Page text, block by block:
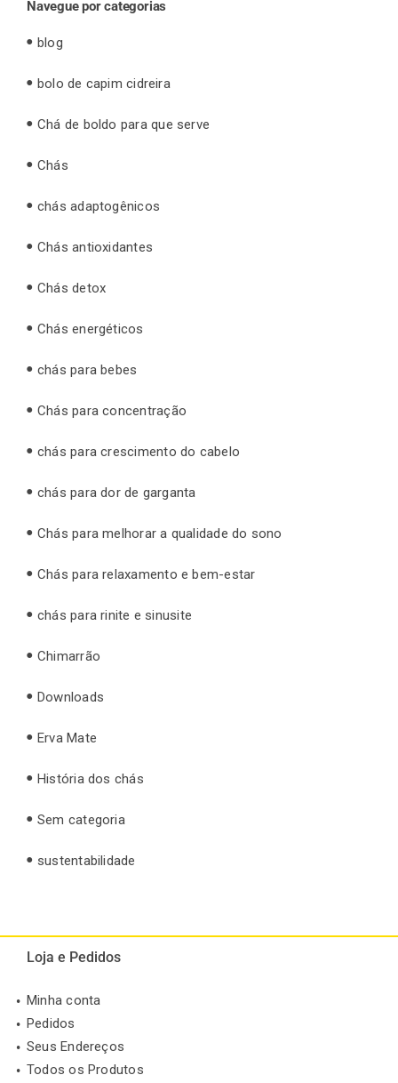
Navegue por categorias
blog
bolo de capim cidreira
Chá de boldo para que serve
Chás
chás adaptogênicos
Chás antioxidantes
Chás detox
Chás energéticos
chás para bebes
Chás para concentração
chás para crescimento do cabelo
chás para dor de garganta
Chás para melhorar a qualidade do sono
Chás para relaxamento e bem-estar
chás para rinite e sinusite
Chimarrão
Downloads
Erva Mate
História dos chás
Sem categoria
sustentabilidade
Loja e Pedidos
Minha conta
Pedidos
Seus Endereços
Todos os Produtos